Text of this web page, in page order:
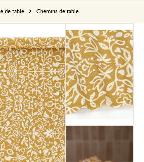
de table Chemins de table